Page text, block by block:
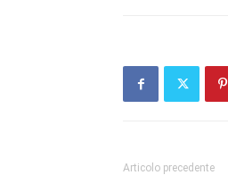
Articolo precedente